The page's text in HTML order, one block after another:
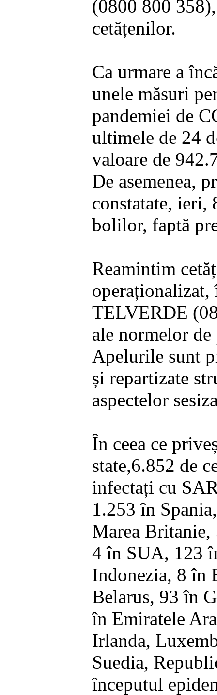
(0800 800
cetățenilor.
Ca urmare a
unele măsuri
pandemiei de
ultimele de 24
valoare de
De asemenea,
constatate, ieri,
bolilor, faptă
Reamintim
operaționalizat,
TELVERDE
ale normelor
Apelurile sunt
și repartizate
aspectelor
În ceea ce
state,6.852 de
infectați cu
1.253 în
Marea
4 în SUA, 123
Indonezia, 8 în
Belarus, 93 în
în Emiratele
Irlanda,
Suedia,
începutul